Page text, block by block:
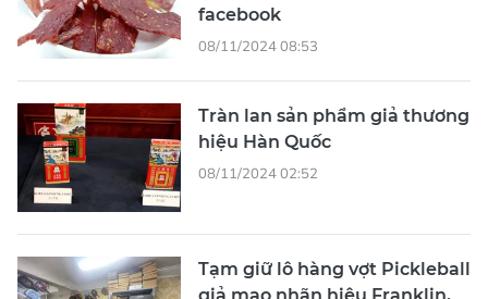
facebook
08/11/2024 08:53
Tràn lan sản phẩm giả thương
hiệu Hàn Quốc
08/11/2024 02:52
Tạm giữ lô hàng vợt Pickleball
giả mạo nhãn hiệu Franklin,